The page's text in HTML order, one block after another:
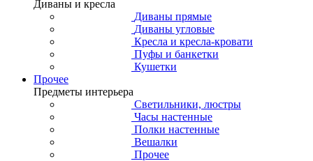
Диваны и кресла
Диваны прямые
Диваны угловые
Кресла и кресла-кровати
Пуфы и банкетки
Кушетки
Прочее
Предметы интерьера
Светильники, люстры
Часы настенные
Полки настенные
Вешалки
Прочее